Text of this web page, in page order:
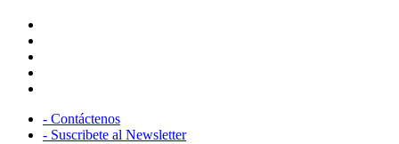
- Contáctenos
- Suscribete al Newsletter